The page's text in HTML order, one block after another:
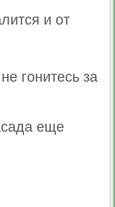
и от
гонитесь за
еще